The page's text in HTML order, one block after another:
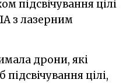
підсвічування цілі
з лазерним
дрони, які
цілі,